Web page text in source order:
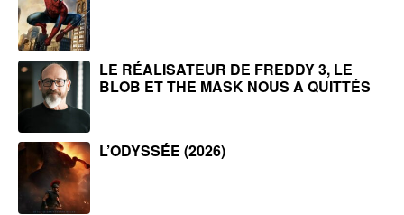
LE RÉALISATEUR DE FREDDY 3, LE
BLOB ET THE MASK NOUS A QUITTÉS
L’ODYSSÉE (2026)